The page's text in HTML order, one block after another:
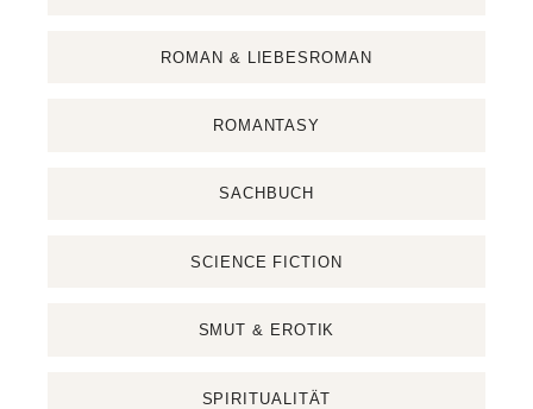
ROMAN & LIEBESROMAN
ROMANTASY
SACHBUCH
SCIENCE FICTION
SMUT & EROTIK
SPIRITUALITÄT